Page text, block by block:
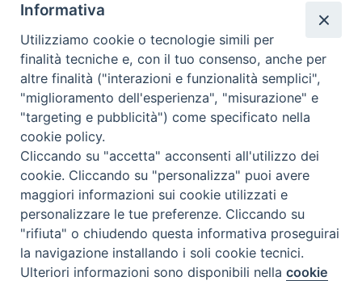
Contatti
email: redazione@nuovodialogo.com
marketing@nuovodialogo.com
tel: 0994525780
tel 2:
Newsletter
Iscriviti alla nostra newsletter
Preferenze Cookie
Informativa
Utilizziamo cookie o tecnologie simili per
finalità tecniche e, con il tuo consenso, anche per
altre finalità ("interazioni e funzionalità semplici",
"miglioramento dell'esperienza", "misurazione" e
"targeting e pubblicità") come specificato nella
cookie policy.
Cliccando su "accetta" acconsenti all'utilizzo dei
cookie. Cliccando su "personalizza" puoi avere
maggiori informazioni sui cookie utilizzati e
personalizzare le tue preferenze. Cliccando su
"rifiuta" o chiudendo questa informativa proseguirai
la navigazione installando i soli cookie tecnici.
Ulteriori informazioni sono disponibili nellacookie